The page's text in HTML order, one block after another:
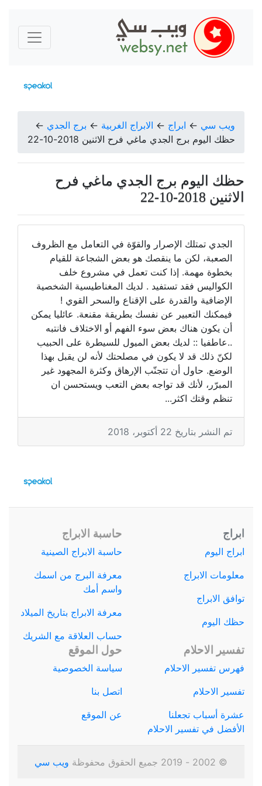
ويب سي ← ابراج ← الابراج الغربية ← برج الجدي ←
حظك اليوم برج الجدي ماغي فرح الاثنين 2018-10-22
حظك اليوم برج الجدي ماغي فرح
الاثنين 2018-10-22
الجدي تمتلك الإصرار والقوّة في التعامل مع الظروف
الصعبة، لكن ما ينقصك هو بعض الشجاعة للقيام
بخطوة مهمة. إذا كنت تعمل في مشروع خلف
الكواليس فقد تستفيد . لديك المغناطيسية الشخصية
الإضافية والقدرة على الإقناع والسحر القوي !
فيمكنك التعبير عن نفسك بطريقة مقنعة. عائليا يمكن
أن يكون هناك بعض سوء الفهم أو الاختلاف فانتبه
..عاطفيا :: لديك بعض الميول للسيطرة على الحبيب
لكنّ ذلك قد لا يكون في مصلحتك لأنه لن يقبل بهذا
الوضع. حاول أن تتجنّب الإرهاق وكثرة المجهود غير
المبرّر، لأنك قد تواجه بعض التعب ويستحسن ان
تنظم وقتك اكثر...
تم النشر بتاريخ 22 أكتوبر، 2018
ابراج
ابراج اليوم
معلومات الابراج
توافق الابراج
حظك اليوم
حاسبة الابراج
حاسبة الابراج الصينية
معرفة البرج من اسمك
واسم أمك
معرفة الابراج بتاريخ الميلاد
حساب العلاقة مع الشريك
تفسير الاحلام
فهرس تفسير الاحلام
تفسير الاحلام
عشرة أسباب تجعلنا
الأفضل في تفسير الاحلام
حول الموقع
سياسة الخصوصية
اتصل بنا
عن الموقع
© 2002 - 2019 جميع الحقوق محفوظة ويب سي